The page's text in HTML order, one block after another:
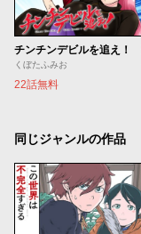
チンチンデビルを追え！
くぼたふみお
22話無料
同じジャンルの作品